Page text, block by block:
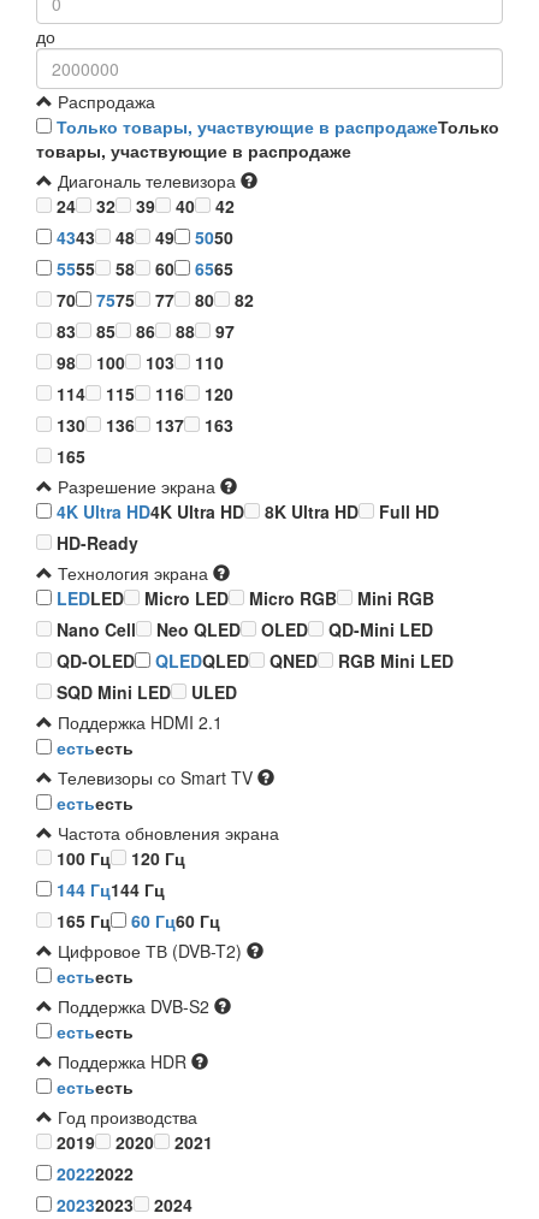
до
Распродажа
Только товары, участвующие в распродажеТолько
товары, участвующие в распродаже
Диагональ телевизора
24
32 39 40
42
4343 48 49 5050
5555 58 60 6565
70
7575 77 80
82
83
85 86 88
97
98
100 103
110
114
115 116
120
130
136 137
163
165
Разрешение экрана
4K Ultra HD4K Ultra HD 8K Ultra HD
Full HD
HD-Ready
Технология экрана
LEDLED Micro LED Micro RGB
Mini RGB
Nano Cell
Neo QLED OLED
QD-Mini LED
QD-OLED
QLEDQLED QNED
RGB Mini LED
SQD Mini LED
ULED
Поддержка HDMI 2.1
естьесть
Телевизоры со Smart TV
естьесть
Частота обновления экрана
100 Гц
120 Гц
144 Гц144 Гц
165 Гц
60 Гц60 Гц
Цифровое ТВ (DVB-T2)
естьесть
Поддержка DVB-S2
естьесть
Поддержка HDR
естьесть
Год производства
2019
2020
2021
20222022
20232023
2024